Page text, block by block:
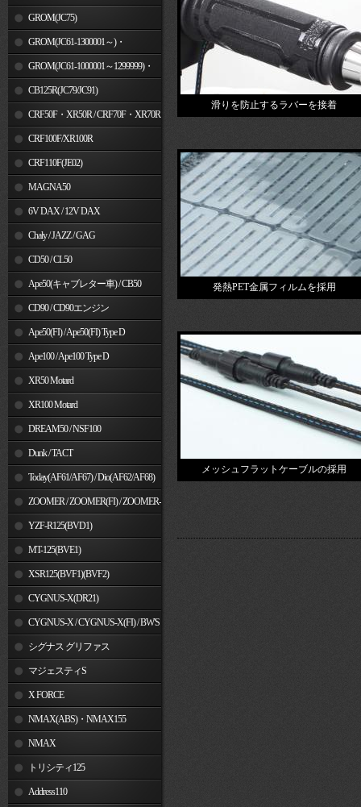
GROM(MLHJC92)
GROM(JC75)
GROM(JC61-1300001～)・
MSX125SF
GROM(JC61-1000001～1299999)・
MSX125CB125R(JC79/JC91)
CRF50F・XR50R / CRF70F・XR70R
CRF100F/XR100R
CRF110F(JE02)
MAGNA50
6V DAX / 12V DAX
Chaly / JAZZ / GAG
CD50 / CL50
Ape50(キャブレター車) / CB50
CD90 / CD90エンジン
Ape50(FI) / Ape50(FI) Type D
Ape100 / Ape100 Type D
XR50 Motard
XR100 Motard
DREAM50 / NSF100
Dunk / TACT
Today(AF61/AF67) / Dio(AF62/AF68)
ZOOMER / ZOOMER(FI) / ZOOMER-
YZF-R125(BVD1)
MT-125(BVE1)
XSR125(BVF1)(BVF2)
CYGNUS-X(DR21)
CYGNUS-X / CYGNUS-X(FI) / BW'S
125 シグナス グリファス
マジェスティS
X FORCE
NMAX(ABS)・NMAX155
NMAX
トリシティ125
Address110
滑りを防止するラバーを接着
発熱PET金属フィルムを採用
メッシュフラットケーブルの採用